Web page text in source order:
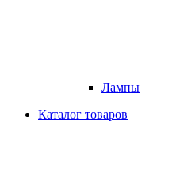
Лампы
Каталог товаров